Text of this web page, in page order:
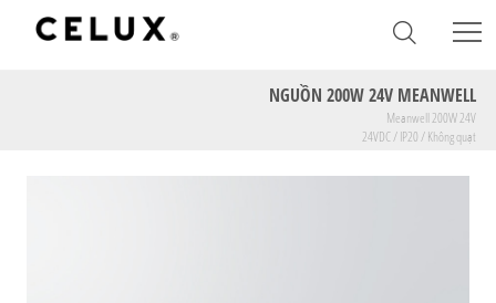
NGUỒN 200W 24V MEANWELL
Meanwell 200W 24V
24VDC / IP20 / Không quạt